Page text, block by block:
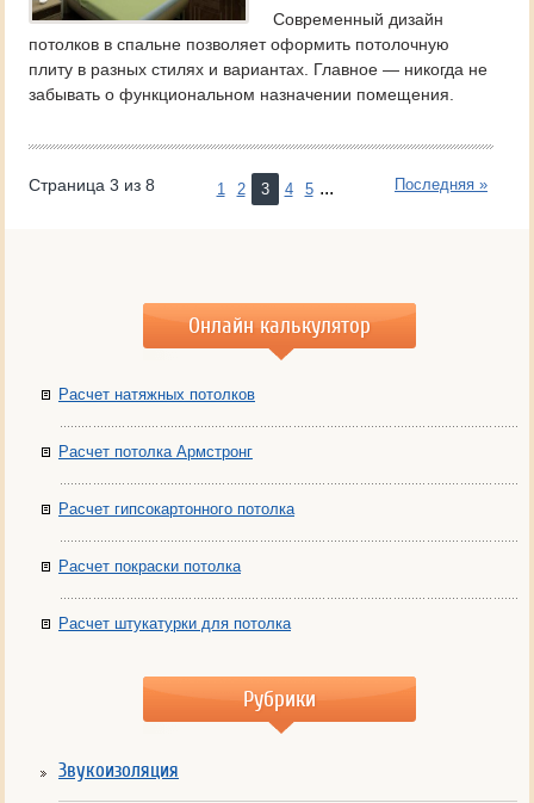
Современный дизайн
потолков в спальне позволяет оформить потолочную
плиту в разных стилях и вариантах. Главное — никогда не
забывать о функциональном назначении помещения.
Страница 3 из 8 1 2 3 4 5 ... Последняя »
Онлайн калькулятор
Расчет натяжных потолков
Расчет потолка Армстронг
Расчет гипсокартонного потолка
Расчет покраски потолка
Расчет штукатурки для потолка
Рубрики
Звукоизоляция